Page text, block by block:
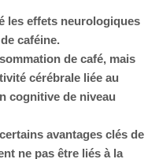
les effets neurologiques
caféine.
de café, mais
cérébrale liée au
cognitive de niveau
avantages clés de
ne pas être liés à la